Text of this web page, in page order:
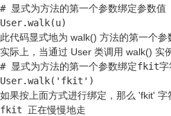
# 显式为方法的第一个参数绑定参数值
User.walk(u)
此代码显式地为 walk() 方法的第一个
实际上，当通过 User 类调用 walk() 实
# 显式为方法的第一个参数绑定fkit字
User.walk('fkit')
如果按上面方式进行绑定，那么 'fkit'
fkit 正在慢慢地走